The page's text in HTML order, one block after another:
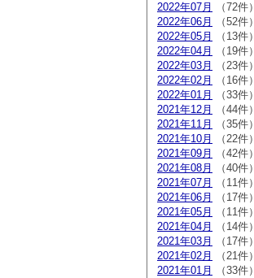
2022年07月
（72件）
2022年06月
（52件）
2022年05月
（13件）
2022年04月
（19件）
2022年03月
（23件）
2022年02月
（16件）
2022年01月
（33件）
2021年12月
（44件）
2021年11月
（35件）
2021年10月
（22件）
2021年09月
（42件）
2021年08月
（40件）
2021年07月
（11件）
2021年06月
（17件）
2021年05月
（11件）
2021年04月
（14件）
2021年03月
（17件）
2021年02月
（21件）
2021年01月
（33件）